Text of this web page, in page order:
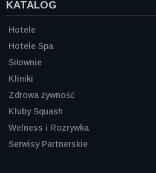
KATALOG
Hotele
Hotele Spa
Siłownie
Kliniki
Zdrowa żywność
Kluby Squash
Welness i Rozrywka
Serwisy Partnerskie